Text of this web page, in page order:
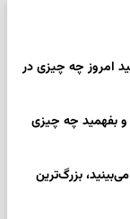
امروز چه چیزی در
بفهمید چه چیزی
بزرگ‌ترین